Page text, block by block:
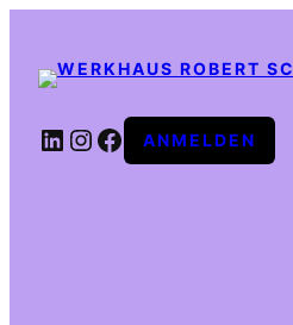
LINKEDIN
INSTAGRAM
FACEBOOK
ANMELDEN